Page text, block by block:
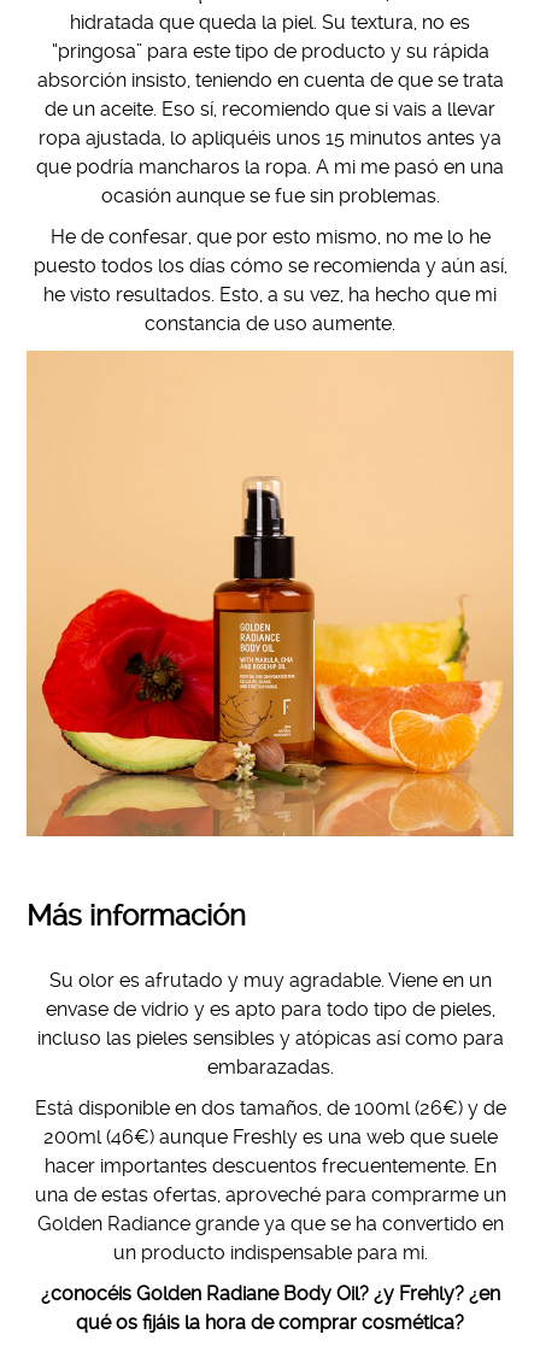
hidratada que queda la piel. Su textura, no es
“pringosa” para este tipo de producto y su rápida
absorción insisto, teniendo en cuenta de que se trata
de un aceite. Eso sí, recomiendo que si vais a llevar
ropa ajustada, lo apliquéis unos 15 minutos antes ya
que podría mancharos la ropa. A mi me pasó en una
ocasión aunque se fue sin problemas.
He de confesar, que por esto mismo, no me lo he
puesto todos los días cómo se recomienda y aún así,
he visto resultados. Esto, a su vez, ha hecho que mi
constancia de uso aumente.
Más información
Su olor es afrutado y muy agradable. Viene en un
envase de vidrio y es apto para todo tipo de pieles,
incluso las pieles sensibles y atópicas así como para
embarazadas.
Está disponible en dos tamaños, de 100ml (26€) y de
200ml (46€) aunque Freshly es una web que suele
hacer importantes descuentos frecuentemente. En
una de estas ofertas, aproveché para comprarme un
Golden Radiance grande ya que se ha convertido en
un producto indispensable para mi.
¿conocéis Golden Radiane Body Oil? ¿y Frehly? ¿en
qué os fijáis la hora de comprar cosmética?